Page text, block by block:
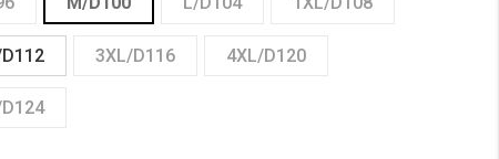
3XL/D116 4XL/D120